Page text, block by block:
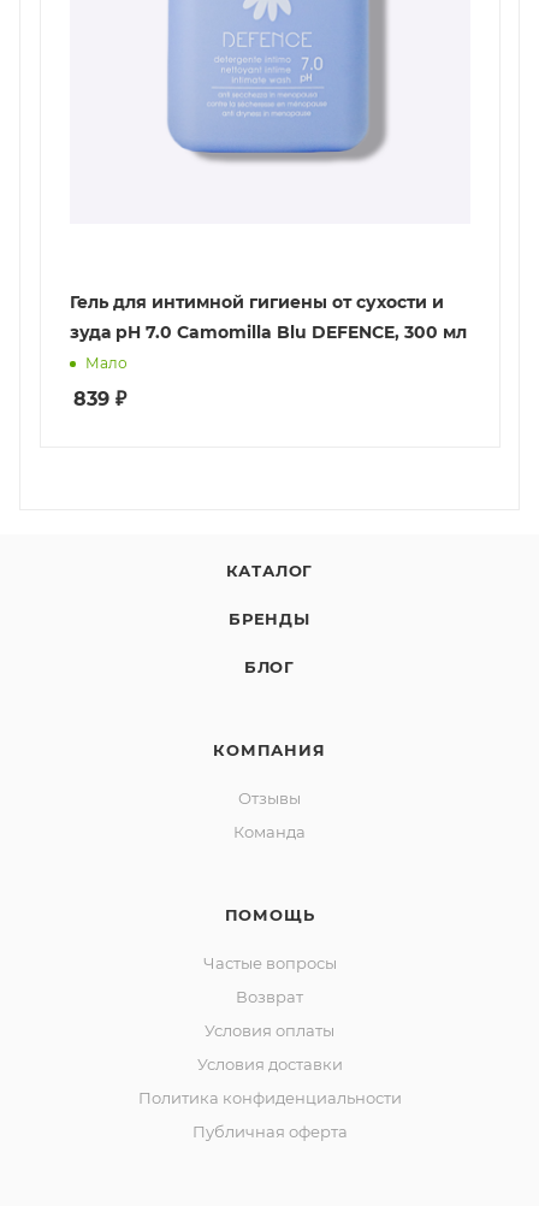
Гель для интимной гигиены от сухости и
зуда pH 7.0 Camomilla Blu DEFENCE, 300 мл
Мало
839 ₽
КАТАЛОГ
БРЕНДЫ
БЛОГ
КОМПАНИЯ
Отзывы
Команда
ПОМОЩЬ
Частые вопросы
Возврат
Условия оплаты
Условия доставки
Политика конфиденциальности
Публичная оферта